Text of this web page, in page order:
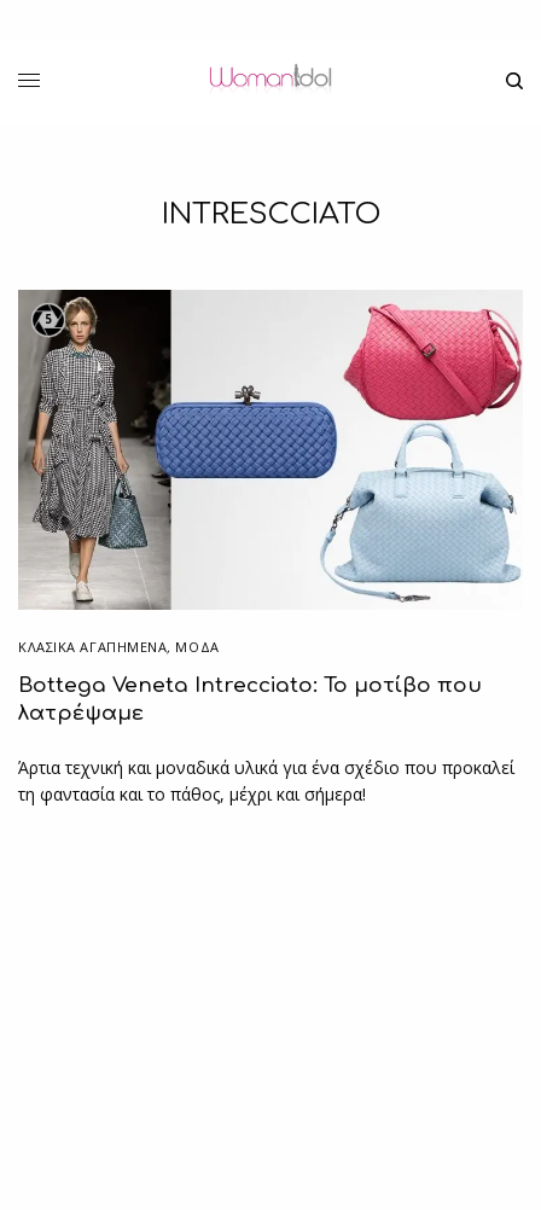
INTRESCCIATO
5
ΚΛΑΣΙΚΆ ΑΓΑΠΗΜΈΝΑ, ΜΟΔΑ
Bottega Veneta Intrecciato: Το μοτίβο που
λατρέψαμε
Άρτια τεχνική και μοναδικά υλικά για ένα σχέδιο που προκαλεί
τη φαντασία και το πάθος, μέχρι και σήμερα!